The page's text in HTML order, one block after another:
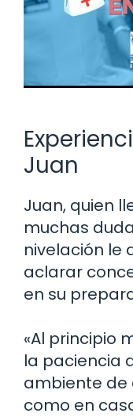
Juan
Juan, quien
muchas
nivelación le
aclarar
en su
«Al principio
la paciencia
ambiente de
como en